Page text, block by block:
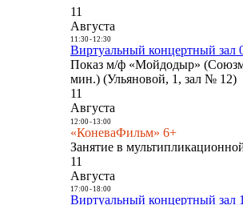
11
Августа
11:30- 12:30
Виртуальный концертный зал
Показ м/ф «Мойдодыр»
мин.) (Ульяновой, 1, зал № 12)
11
Августа
12:00- 13:00
«КоневаФильм» 6+
Занятие в
11
Августа
17:00- 18:00
Виртуальный концертный зал